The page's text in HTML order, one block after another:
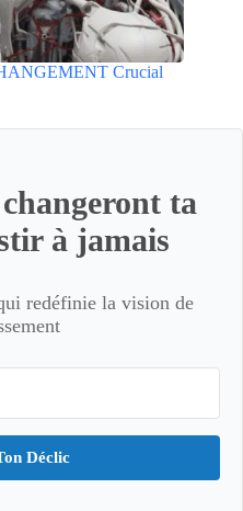
Crucial
ta
à jamais
redéfinie la vision de
Déclic